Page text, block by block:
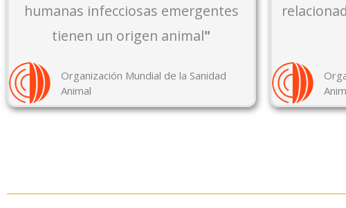
humanas infecciosas emergentes
tienen un origen animal"
Organización Mundial de la Sanidad
Animal